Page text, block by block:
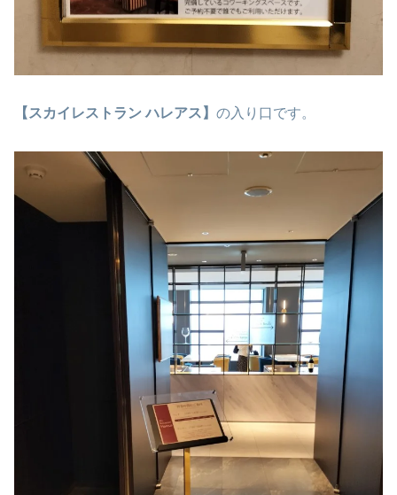
【スカイレストラン ハレアス】 の入り口です。